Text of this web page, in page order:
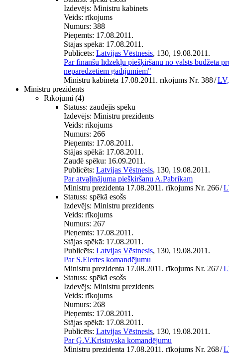
Izdevējs: Ministru kabinets
Veids: rīkojums
Numurs: 388
Pieņemts: 17.08.2011.
Stājas spēkā: 17.08.2011.
Publicēts: Latvijas Vēstnesis, 130, 19.08.2011.
Par finanšu līdzekļu piešķiršanu no valsts budžeta
neparedzētiem gadījumiem"
Ministru kabineta 17.08.2011. rīkojums Nr. 388/
Ministru prezidents
Rīkojumi (4)
Statuss: zaudējis spēku
Izdevējs: Ministru prezidents
Veids: rīkojums
Numurs: 266
Pieņemts: 17.08.2011.
Stājas spēkā: 17.08.2011.
Zaudē spēku: 16.09.2011.
Publicēts: Latvijas Vēstnesis, 130, 19.08.2011.
Par atvaļinājuma piešķiršanu A.Pabrikam
Ministru prezidenta 17.08.2011. rīkojums Nr. 266/
Statuss: spēkā esošs
Izdevējs: Ministru prezidents
Veids: rīkojums
Numurs: 267
Pieņemts: 17.08.2011.
Stājas spēkā: 17.08.2011.
Publicēts: Latvijas Vēstnesis, 130, 19.08.2011.
Par S.Ēlertes komandējumu
Ministru prezidenta 17.08.2011. rīkojums Nr. 267/
Statuss: spēkā esošs
Izdevējs: Ministru prezidents
Veids: rīkojums
Numurs: 268
Pieņemts: 17.08.2011.
Stājas spēkā: 17.08.2011.
Publicēts: Latvijas Vēstnesis, 130, 19.08.2011.
Par Ģ.V.Kristovska komandējumu
Ministru prezidenta 17.08.2011. rīkojums Nr. 268/